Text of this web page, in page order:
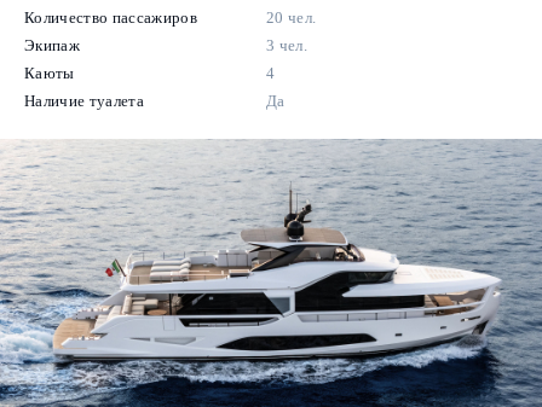
Количество пассажиров
20 чел.
Экипаж
3 чел.
Каюты
4
Наличие туалета
Да